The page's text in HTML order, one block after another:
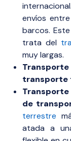
envíos
barcos.
trata del
muy largas.
transporte
de
terrestre
atada a